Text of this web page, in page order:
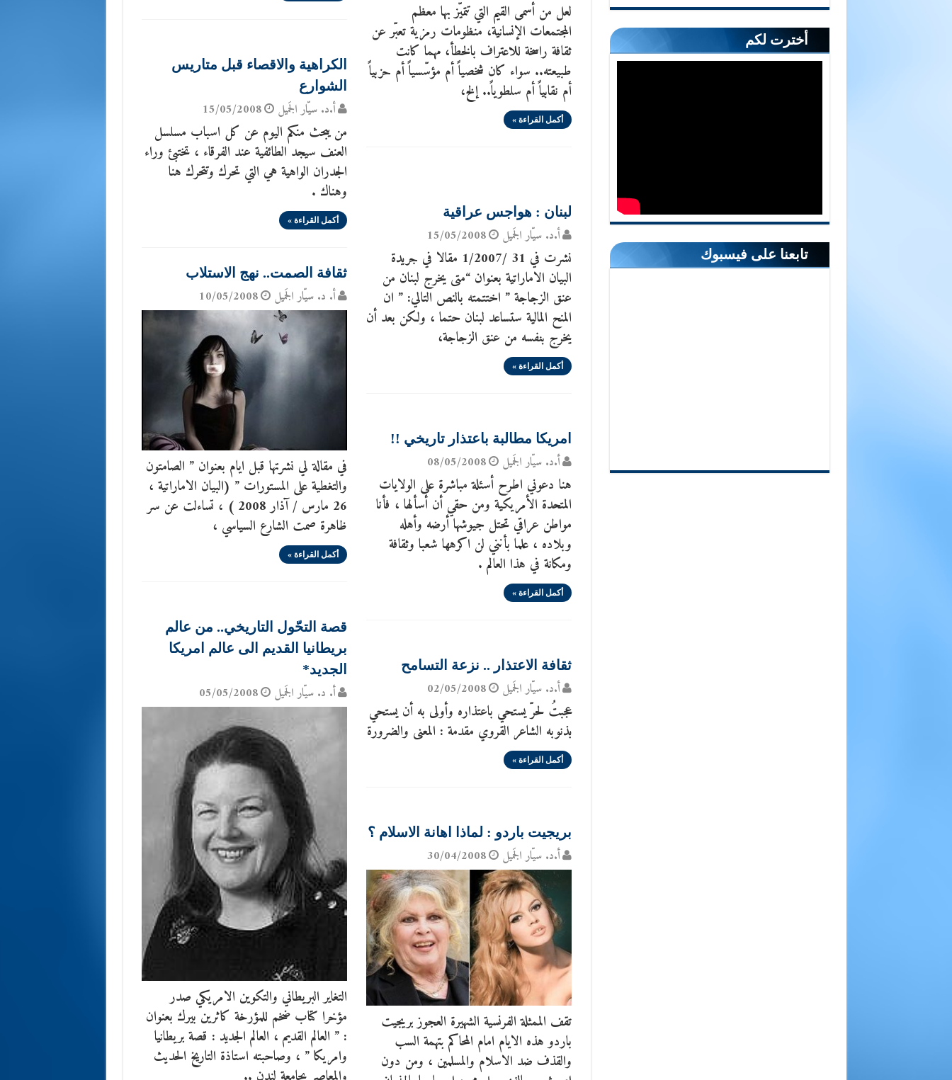
لعل من أسمى القيم التي تتميّز بها معظم
المجتمعات الإنسانية، منظومات رمزية تعبّر عن
ثقافة راسخة للاعتراف بالخطأ، مهما كانت
طبيعته.. سواء كان شخصياً أم مؤسّسياً أم حزبياً
أم نقابياً أم سلطوياً.. إلخ،
أكمل القراءة »
الكراهية والاقصاء قبل متاريس
الشوارع
أ.د. سيّار الجَميل 15/05/2008
من يبحث منكم اليوم عن كل اسباب مسلسل
العنف سيجد الطائفية عند الفرقاء ، تختبئ وراء
الجدران الواهية هي التي تحرك وتتحرك هنا
وهناك .
أكمل القراءة »
لبنان : هواجس عراقية
أ.د. سيّار الجَميل 15/05/2008
نشرت في 31 /1/2007 مقالا في جريدة
البيان الاماراتية بعنوان “متى يخرج لبنان من
عنق الزجاجة ” اختتمته بالنص التالي: ” ان
المنح المالية ستساعد لبنان حتما ، ولكن بعد أن
يخرج بنفسه من عنق الزجاجة،
أكمل القراءة »
ثقافة الصمت.. نهج الاستلاب
أ. د. سيّار الجَميل 10/05/2008
في مقالة لي نشرتها قبل ايام بعنوان ” الصامتون
والتغطية على المستورات ” (البيان الاماراتية ،
26 مارس / آذار 2008 ) ، تساءلت عن سر
ظاهرة صمت الشارع السياسي ،
أكمل القراءة »
امريكا مطالبة باعتذار تاريخي !!
أ.د. سيّار الجَميل 08/05/2008
هنا دعوني اطرح أسئلة مباشرة على الولايات
المتحدة الأمريكية ومن حقي أن أسألها ، فأنا
مواطن عراقي تحتل جيوشها أرضه وأهله
وبلاده ، علما بأنني لن اكرهها شعبا وثقافة
ومكانة في هذا العالم .
أكمل القراءة »
قصة التحّول التاريخي.. من عالم
بريطانيا القديم الى عالم امريكا
الجديد*
أ. د. سيّار الجَميل 05/05/2008
التغاير البريطاني والتكوين الامريكي صدر
مؤخرا كتاب ضخم للمؤرخة كاثرين بيرك بعنوان
: ” العالم القديم ، العالم الجديد : قصة بريطانيا
وامريكا ” ، وصاحبته استاذة التاريخ الحديث
ثقافة الاعتذار .. نزعة التسامح
أ.د. سيّار الجَميل 02/05/2008
عجبتُ لحرّ يستحي باعتذاره وأولى به أن يستحي
بذنوبه الشاعر القروي مقدمة : المعنى والضرورة
أكمل القراءة »
بريجيت باردو : لماذا اهانة الاسلام ؟
أ.د. سيّار الجَميل 30/04/2008
تقف الممثلة الفرنسية الشهيرة العجوز بريجيت
باردو هذه الايام امام المحاكم بتهمة السب
والقذف ضد الاسلام والمسلمين ، ومن دون
أخترت لكم
تابعنا على فيسبوك